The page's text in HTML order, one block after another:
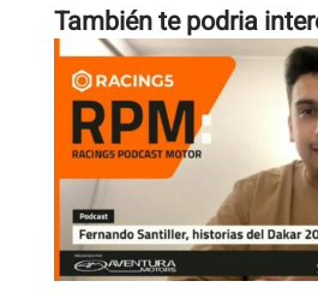
También te podria